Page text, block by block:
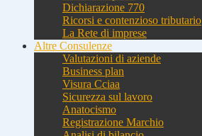
Dichiarazione 770
Ricorsi e contenzioso tributario
La Rete di imprese
Altre Consulenze
Valutazioni di aziende
Business plan
Visura Cciaa
Sicurezza sul lavoro
Anatocismo
Registrazione Marchio